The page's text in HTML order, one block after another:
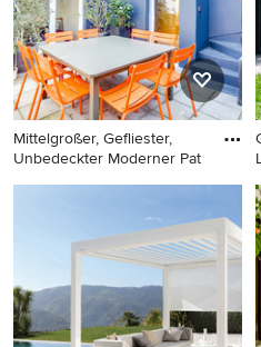
Mittelgroßer, Gefliester,
Unbedeckter Moderner Pat
Mittelgroßer, Gefliester,
Unbedeckter Moderner Patio
im Innenhof mit
Kübelpflanzen in Paris